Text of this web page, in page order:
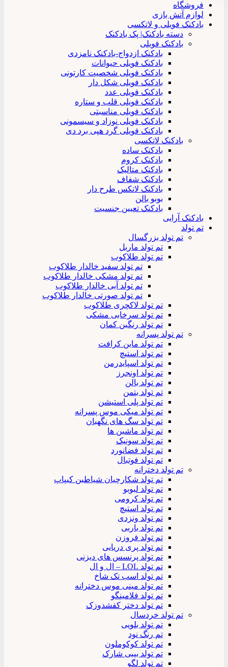
فروشگاه
لوازم آتش بازی
بادکنک فویلی و لاتکسی
دسته بادکنک| پک بادکنک
بادکنک فویلی
بادکنک ازدواج-بادکنک نامزدی
بادکنک فویلی حیوانات
بادکنک فویلی شخصیت کارتونی
بادکنک فویلی شکل دار
بادکنک فویلی عدد
بادکنک فویلی قلب و ستاره
بادکنک فویلی مناسبتی
بادکنک فویلی نوزاد و سیسمونی
بادکنک فویلی گرد هپی برد دی
بادکنک لاتکسی
بادکنک ساده
بادکنک کروم
بادکنک متالیک
بادکنک شفاف
بادکنک لاتکس طرح دار
بوبو بالن
بادکنک تعیین جنسیت
بادکنک آرایی
تم تولد
تم تولد بزرگسال
تم تولد ماربل
تم تولد طلاکوب
تم تولد سفید خالدار طلاکوب
تم تولد مشکی خالدار طلاکوب
تم تولد آبی خالدار طلاکوب
تم تولد صورتی خالدار طلاکوب
تم تولد لاکچری طلاکوب
تم تولد سرخابی مشکی
تم تولد رنگین کمان
تم تولد پسرانه
تم تولد ماین کرافت
تم تولد استیچ
تم تولد اسپایدرمن
تم تولد اونجرز
تم تولد بالن
تم تولد بتمن
تم تولد پلی استیشن
تم تولد میکی موس پسرانه
تم تولد سگ های نگهبان
تم تولد ماشین ها
تم تولد سونیک
تم تولد فضانورد
تم تولد فوتبال
تم تولد دخترانه
تم تولد شکارچیان شیاطین کیپاپ
تم تولد لبوبو
تم تولد کرومی
تم تولد استیچ
تم تولد ونزدی
تم تولد باربی
تم تولد فروزن
تم تولد پری دریایی
تم تولد پرنسس های دیزنی
تم تولد LOL – ال و ال
تم تولد اسب تک شاخ
تم تولد مینی موس دخترانه
تم تولد فلامینگو
تم تولد دختر کفشدوزک
تم تولد خردسال
تم تولد بلویی
تم رنگ نود
تم تولد کوکوملون
تم تولد بیبی شارک
تم تولد لگو